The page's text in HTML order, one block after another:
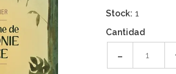
Stock: 1
Cantidad
-